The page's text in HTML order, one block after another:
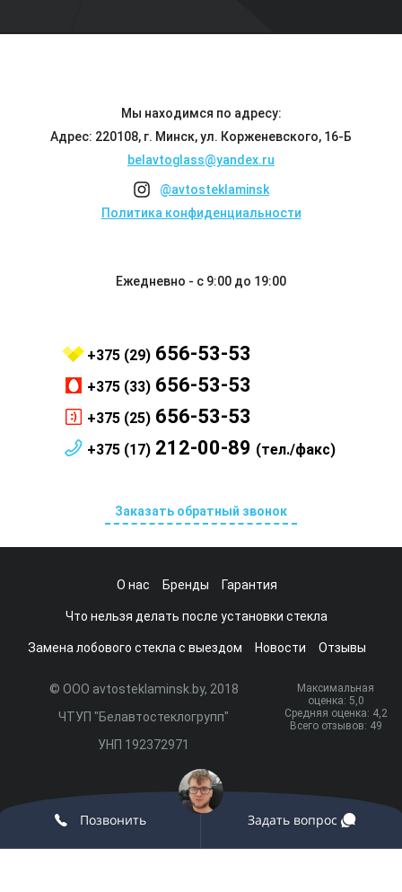
Мы находимся по адресу:
Адрес: 220108, г. Минск, ул. Корженевского, 16-Б
belavtoglass@yandex.ru
@avtosteklaminsk
Политика конфиденциальности
Ежедневно - с 9:00 до 19:00
+375 (29) 656-53-53
+375 (33) 656-53-53
+375 (25) 656-53-53
+375 (17) 212-00-89 (тел./факс)
Заказать обратный звонок
О нас Бренды Гарантия
Что нельзя делать после установки стекла
Замена лобового стекла с выездом Новости Отзывы
© ООО avtosteklaminsk.by, 2018
ЧТУП "Белавтостеклогрупп"
УНП 192372971
Максимальная
оценка: 5,0
Средняя оценка: 4,2
Всего отзывов: 49
Разработка сайта и продвижение:onix.by
Позвонить Задать вопрос